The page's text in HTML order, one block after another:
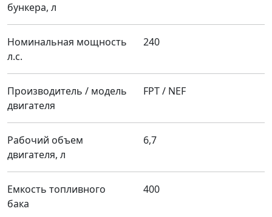
бункера, л
Номинальная мощность
л.с.
240
Производитель / модель
двигателя
FPT / NEF
Рабочий объем
двигателя, л
6,7
Емкость топливного
бака
400